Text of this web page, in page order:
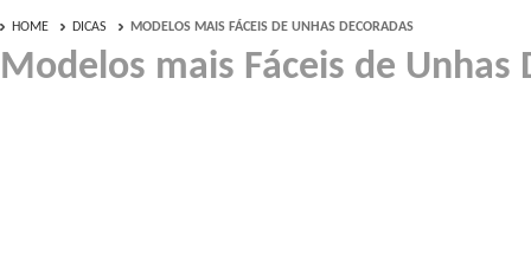
HOME DICAS MODELOS MAIS FÁCEIS DE UNHAS DECORADAS
Modelos mais Fáceis de Unhas